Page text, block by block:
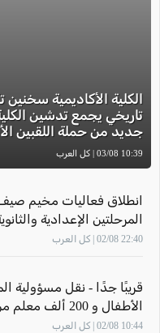
الكلية الأكاديمية
تاريخي يجمع تدشين
جديد من حملة اللقبين
10:39 03/08 | كل العرب
انطلاق فعاليات مخيم صيف
المرحلتين الإعدادية
الجماهيري أم الفحم
22:40 02/08 | كل العرب
قريبًا جدًا - نقل مسؤولية
الأطفال و 200 ألف
والتعليم للسلطات المحلية
10:44 02/08 | كل العرب